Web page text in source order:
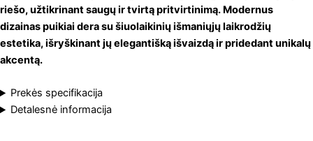
riešo, užtikrinant saugų ir tvirtą pritvirtinimą. Modernus
dizainas puikiai dera su šiuolaikinių išmaniųjų laikrodžių
estetika, išryškinant jų elegantišką išvaizdą ir pridedant unikalų
akcentą.
Prekės specifikacija
Detalesnė informacija